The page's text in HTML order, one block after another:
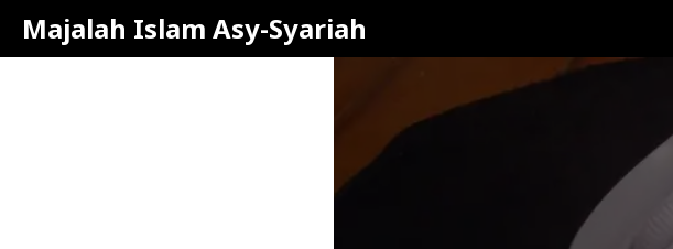
Majalah Islam Asy-Syariah